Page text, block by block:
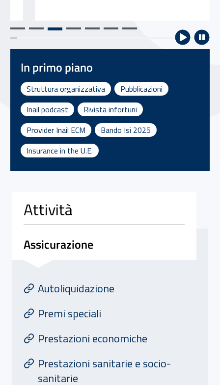
In primo piano
Struttura organizzativa
Pubblicazioni
Inail podcast
Rivista infortuni
Provider Inail ECM
Bando Isi 2025
Insurance in the U.E.
Attività
Assicurazione
Autoliquidazione
Premi speciali
Prestazioni economiche
Prestazioni sanitarie e socio-
sanitarie